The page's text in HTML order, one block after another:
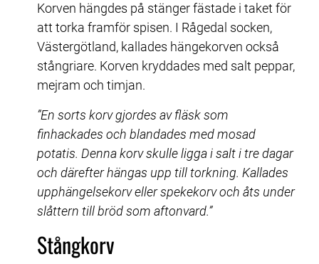
Korven hängdes på stänger fästade i taket för
att torka framför spisen. I Rågedal socken,
Västergötland, kallades hängekorven också
stångriare. Korven kryddades med salt peppar,
mejram och timjan.
”En sorts korv gjordes av fläsk som
finhackades och blandades med mosad
potatis. Denna korv skulle ligga i salt i tre dagar
och därefter hängas upp till torkning. Kallades
upphängelsekorv eller spekekorv och åts under
slåttern till bröd som aftonvard.”
Stångkorv